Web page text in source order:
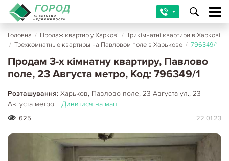
Головна / Продаж квартир у Харкові / Трикімнатні квартири в Харкові
/ Трехкомнатные квартиры на Павловом поле в Харькове / 796349/1
Продам 3-х кімнатну квартиру, Павлово
поле, 23 Августа метро, Код: 796349/1
Розташування: Харьков, Павлово поле, 23 Августа ул., 23
Августа метро
Дивитися на мапі
625 22.01.23